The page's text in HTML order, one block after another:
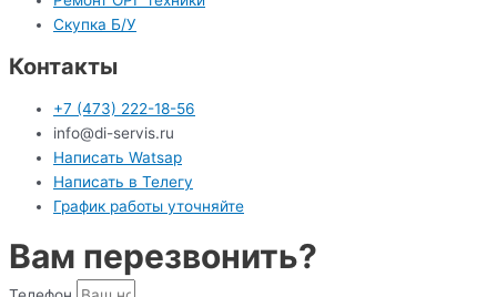
Скупка Б/У
Контакты
+7 (473) 222-18-56
info@di-servis.ru
Написать Watsap
Написать в Телегу
График работы уточняйте
Вам перезвонить?